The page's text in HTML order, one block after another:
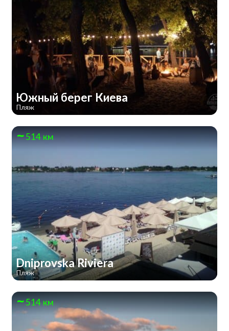
Южный берег Киева
Пляж
514 км
Dniprovska Riviera
Пляж
514 км